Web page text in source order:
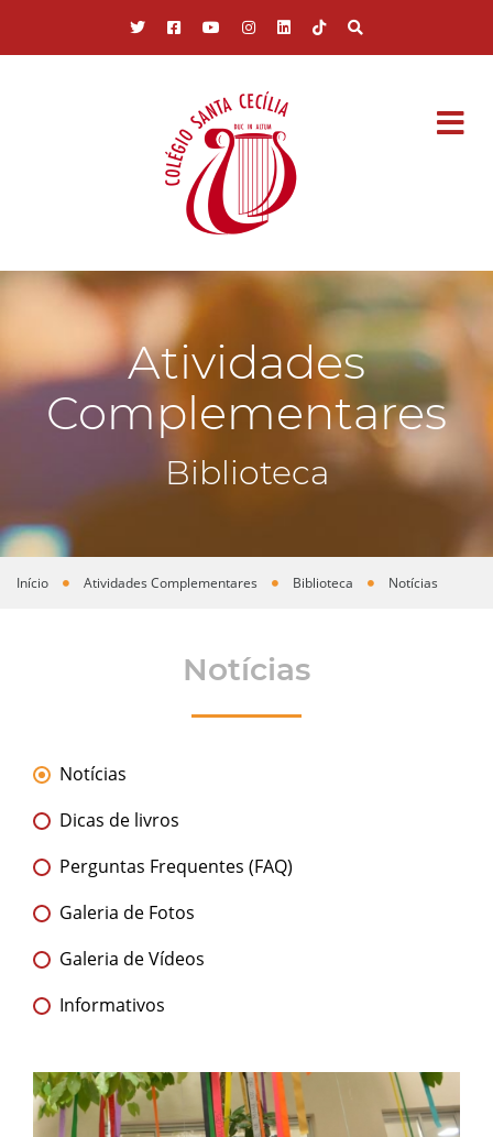
Atividades
Complementares
Biblioteca
Você está aqui
Início Atividades Complementares Biblioteca Notícias
Notícias
Notícias
Dicas de livros
Perguntas Frequentes (FAQ)
Galeria de Fotos
Galeria de Vídeos
Informativos